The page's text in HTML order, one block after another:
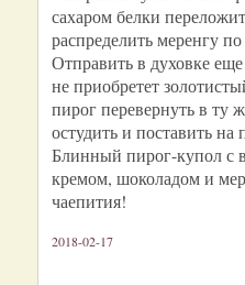
сахаром белки
распределить меренгу
Отправить в духовке
не приобретет
пирог перевернуть в ту
остудить и поставить на
Блинный пирог-купол
кремом, шоколадом и
чаепития!
2018-02-17